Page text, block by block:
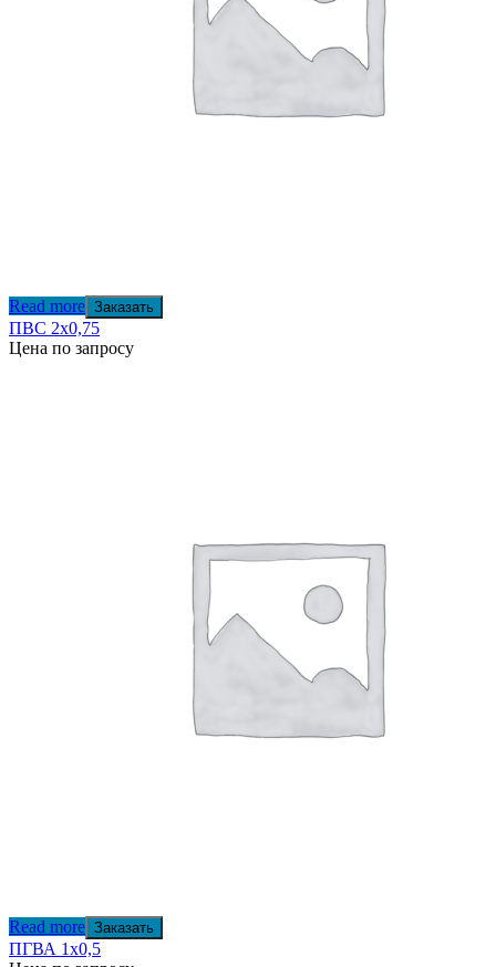
Read more Заказать
ПВС 2х0,75
Цена по запросу
Read more Заказать
ПГВА 1х0,5